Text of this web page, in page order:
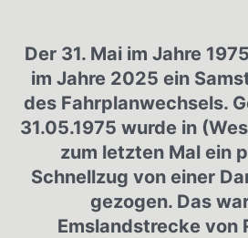
Der 31. Mai im Jahre
im Jahre 2025 ein
des Fahrplanwechsels.
31.05.1975 wurde in
zum letzten Mal ein
Schnellzug von einer
gezogen. Das
Emslandstrecke von